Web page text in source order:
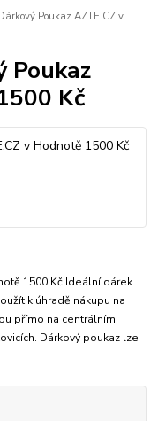
Poukaz AZTE.CZ v
Poukaz
Kč
1500 Kč Ideální dárek
k úhradě nákupu na
přímo na centrálním
Dárkový poukaz lze